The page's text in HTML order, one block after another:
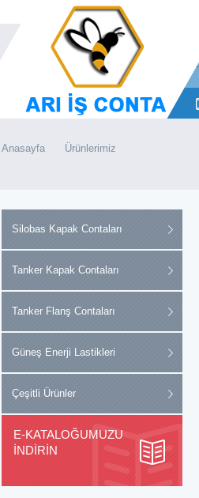
Anasayfa Ürünlerimiz
Silobas Kapak Contaları
Tanker Kapak Contaları
Tanker Flanş Contaları
Güneş Enerji Lastikleri
Çeşitli Ürünler
E-KATALOĞUMUZU
İNDİRİN